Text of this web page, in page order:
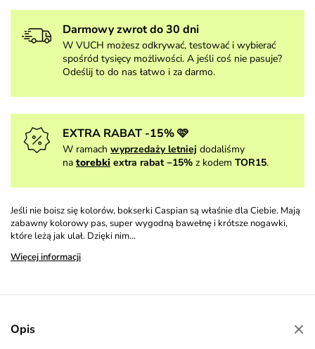
Darmowy zwrot do 30 dni
W VUCH możesz odkrywać, testować i wybierać
spośród tysięcy możliwości. A jeśli coś nie pasuje?
Odeślij to do nas łatwo i za darmo.
EXTRA RABAT -15% 🩷
W ramach wyprzedaży letniej dodaliśmy
na torebki extra rabat −15% z kodem TOR15.
Jeśli nie boisz się kolorów, bokserki Caspian są właśnie dla Ciebie. Mają
zabawny kolorowy pas, super wygodną bawełnę i krótsze nogawki,
które leżą jak ulał. Dzięki nim…
Więcej informacji
Opis